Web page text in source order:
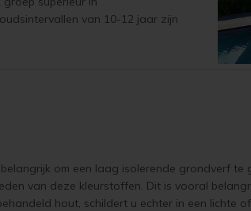
van 10-12 jaar zijn
om een laag isolerende grondverf
van deze kleurstoffen. Dit is vooral
hout, schildert u echter in een lichte